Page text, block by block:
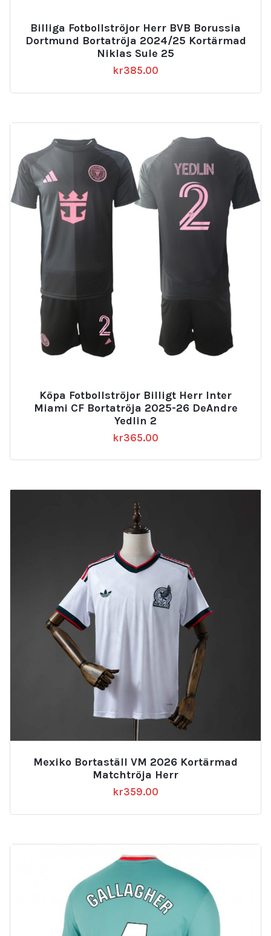
Billiga Fotbollströjor Herr BVB Borussia
Dortmund Bortatröja 2024/25 Kortärmad
Niklas Sule 25
kr385.00
Köpa Fotbollströjor Billigt Herr Inter
Miami CF Bortatröja 2025-26 DeAndre
Yedlin 2
kr365.00
Mexiko Bortaställ VM 2026 Kortärmad
Matchtröja Herr
kr359.00